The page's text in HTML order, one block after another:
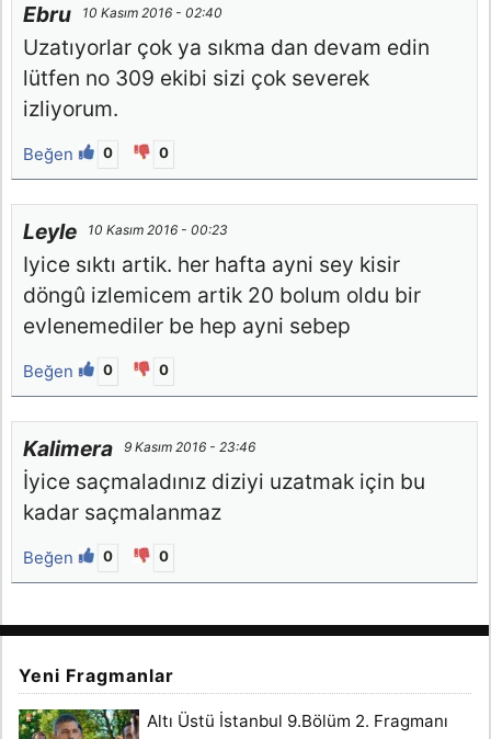
Ebru 10 Kasım 2016 - 02:40
Uzatıyorlar çok ya sıkma dan devam edin
lütfen no 309 ekibi sizi çok severek
izliyorum.
Beğen 0 0
Leyle 10 Kasım 2016 - 00:23
Iyice sıktı artik. her hafta ayni sey kisir
döngû izlemicem artik 20 bolum oldu bir
evlenemediler be hep ayni sebep
Beğen 0 0
Kalimera 9 Kasım 2016 - 23:46
İyice saçmaladınız diziyi uzatmak için bu
kadar saçmalanmaz
Beğen 0 0
Yeni Fragmanlar
Altı Üstü İstanbul 9.Bölüm 2. Fragmanı